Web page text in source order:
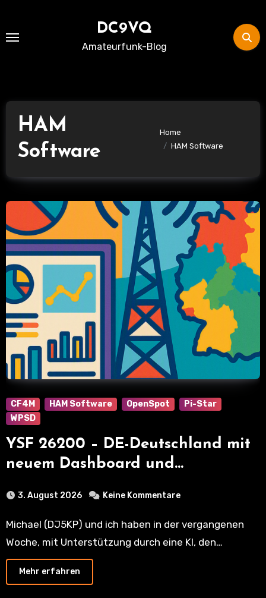
content
DC9VQ
Amateurfunk-Blog
HAM
Software
Home
HAM Software
CF4M HAM Software OpenSpot
Pi-Star
WPSD
YSF 26200 – DE-Deutschland mit
neuem Dashboard und
3. August 2026 Keine Kommentare
Michael (DJ5KP) und ich haben in der vergangenen
Woche, mit Unterstützung durch eine KI, den…
Mehr erfahren